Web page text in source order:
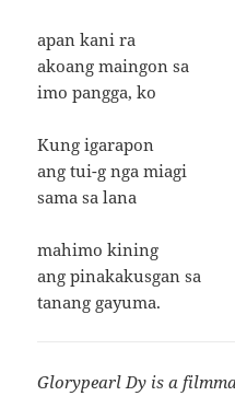
apan kani ra
akoang maingon sa
imo pangga, ko
Kung igarapon
ang tui-g nga miagi
sama sa lana
mahimo kining
ang pinakakusgan sa
tanang gayuma.
Glorypearl Dy is a